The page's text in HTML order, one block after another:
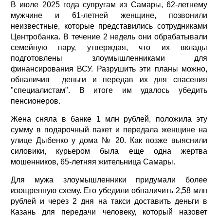
В июле 2025 года супругам из Самары, 62-летнему
мужчине и 61-летней женщине, позвонили
неизвестные, которые представились сотрудниками
Центробанка. В течение 2 недель они обрабатывали
семейную пару, утверждая, что их вклады
подготовлены злоумышленниками для
финансирования ВСУ. Разрушить эти планы можно,
обналичив деньги и передав их для спасения
"специалистам". В итоге им удалось убедить
пенсионеров.
Жена сняла в банке 1 млн рублей, положила эту
сумму в подарочный пакет и передала женщине на
улице Дыбенко у дома № 20. Как позже выяснили
силовики, курьером была еще одна жертва
мошенников, 65-летняя жительница Самары.
Для мужа злоумышленники придумали более
изощренную схему. Его убедили обналичить 2,58 млн
рублей и через 2 дня на такси доставить деньги в
Казань для передачи человеку, который назовет